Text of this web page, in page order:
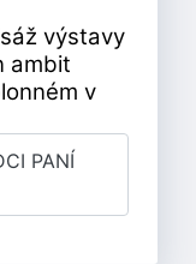
výstavy
ambit
v
PANÍ